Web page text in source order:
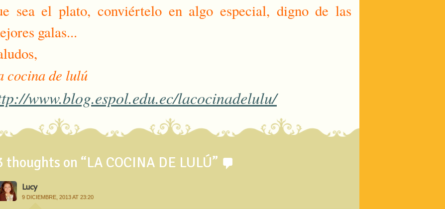
sea el plato, conviértelo en algo especial, digno de las
galas...
cocina de lulú
www.blog.espol.edu.ec/lacocinadelulu/
thoughts on “LA COCINA DE LULÚ”
Lucy
9 DICIEMBRE, 2013 AT 23:20